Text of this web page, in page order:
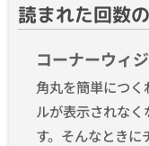
読まれた回数
コーナーウィ
角丸を簡単につ
ルが表示されな
す。そんなときに